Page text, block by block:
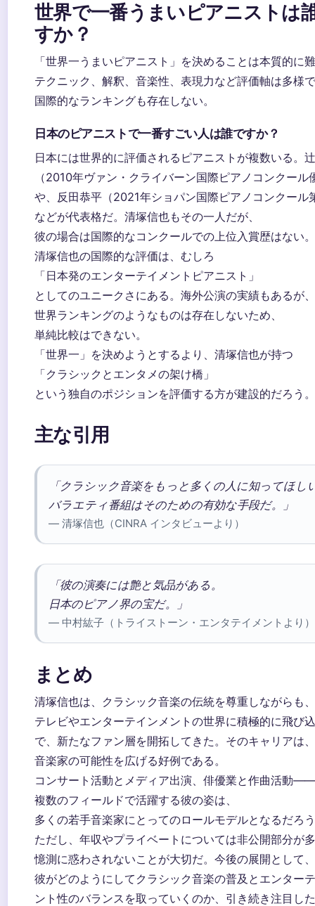
世界で一番うまいピアニストは
すか？
「世界一うまいピアニスト」を決めることは本質的に
テクニック、解釈、音楽性、表現力など評価軸は多様
国際的なランキングも存在しない。
日本のピアニストで一番すごい人は誰ですか？
日本には世界的に評価されるピアニストが複数いる。
（2010年ヴァン・クライバーン国際ピアノコンクール
や、反田恭平（2021年ショパン国際ピアノコンクール
などが代表格だ。清塚信也もその一人だが、
彼の場合は国際的なコンクールでの上位入賞歴はない。
清塚信也の国際的な評価は、むしろ
「日本発のエンターテイメントピアニスト」
としてのユニークさにある。海外公演の実績もあるが、
世界ランキングのようなものは存在しないため、
単純比較はできない。
「世界一」を決めようとするより、清塚信也が持つ
「クラシックとエンタメの架け橋」
という独自のポジションを評価する方が建設的だろう。
主な引用
「クラシック音楽をもっと多くの人に知ってほし
バラエティ番組はそのための有効な手段だ。」
— 清塚信也（CINRA インタビューより）
「彼の演奏には艶と気品がある。
日本のピアノ界の宝だ。」
— 中村紘子（トライストーン・エンタテイメントより）
まとめ
清塚信也は、クラシック音楽の伝統を尊重しながらも、
テレビやエンターテインメントの世界に積極的に飛び
で、新たなファン層を開拓してきた。そのキャリアは、
音楽家の可能性を広げる好例である。
コンサート活動とメディア出演、俳優業と作曲活動——
複数のフィールドで活躍する彼の姿は、
多くの若手音楽家にとってのロールモデルとなるだろ
ただし、年収やプライベートについては非公開部分が
憶測に惑わされないことが大切だ。今後の展開として、
彼がどのようにしてクラシック音楽の普及とエンター
ント性のバランスを取っていくのか、引き続き注目し